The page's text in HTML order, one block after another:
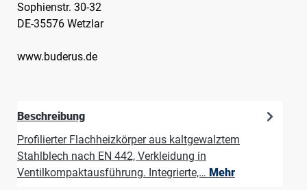
Sophienstr. 30-32
DE-35576 Wetzlar
www.buderus.de
Beschreibung
Profilierter Flachheizkörper aus kaltgewalztem
Stahlblech nach EN 442, Verkleidung in
Ventilkompaktausführung. Integrierte,… Mehr